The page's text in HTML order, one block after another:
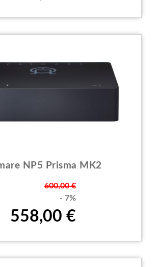
NP5 Prisma MK2
600,00 €
- 7%
558,00 €